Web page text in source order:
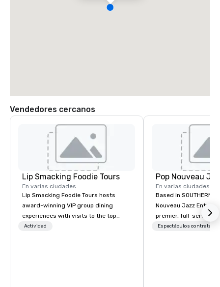
Vendedores cercanos
Lip Smacking Foodie Tours
En varias ciudades
Lip Smacking Foodie Tours hosts
award-winning VIP group dining
experiences with visits to the top
restaurants throughout the United
Actividad
En varias ciudades
Based in SOUTHERN
Nouveau Jazz
premier, full-service
entertainment
Espectáculos contratados